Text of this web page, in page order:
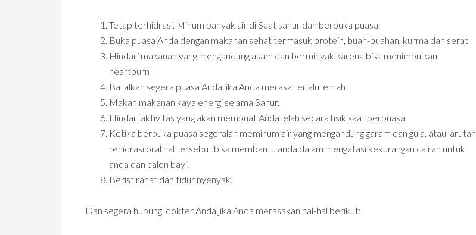
Tetap terhidrasi. Minum banyak air di Saat sahur dan berbuka puasa.
Buka puasa Anda dengan makanan sehat termasuk protein, buah-buahan, kurma dan serat
Hindari makanan yang mengandung asam dan berminyak karena bisa menimbulkan
heartburn
Batalkan segera puasa Anda jika Anda merasa terlalu lemah
Makan makanan kaya energi selama Sahur.
Hindari aktivitas yang akan membuat Anda lelah secara fisik saat berpuasa
Ketika berbuka puasa segeralah meminum air yang mengandung garam dan gula, atau larutan
rehidrasi oral hal tersebut bisa membantu anda dalam mengatasi kekurangan cairan untuk
anda dan calon bayi.
Beristirahat dan tidur nyenyak.
Dan segera hubungi dokter Anda jika Anda merasakan hal-hal berikut: